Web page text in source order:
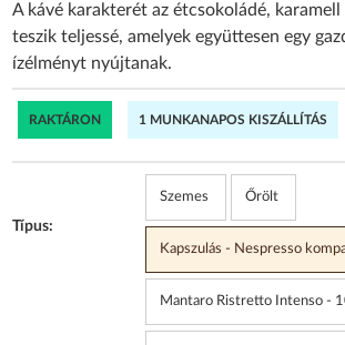
A kávé karakterét az étcsokoládé, karamell
teszik teljessé, amelyek együttesen egy
ízélményt nyújtanak.
RAKTÁRON 1 MUNKANAPOS KISZÁLLÍTÁS
Típus:
Szemes Őrölt
Kapszulás - Nespresso
Mantaro Ristretto Intenso -